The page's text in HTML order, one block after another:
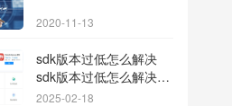
2020-11-13
sdk版本过低怎么解决
sdk版本过低怎么解决华
为
2025-02-18